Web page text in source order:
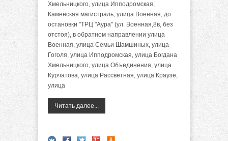
Хмельницкого, улица Ипподромская,
Каменская магистраль, улица Военная, до
остановки "ТРЦ "Аура" (ул. Военная,8в, без
отстоя), в обратном направлении улица
Военная, улица Семьи Шамшиных, улица
Гоголя, улица Ипподромская, улица Богдана
Хмельницкого, улица Объединения, улица
Курчатова, улица Рассветная, улица Краузе,
улица
Читать далее...